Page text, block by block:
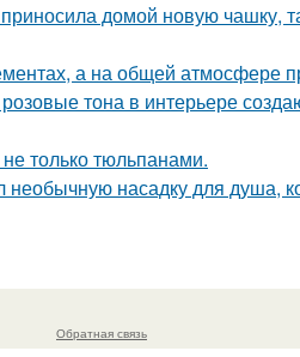
домой новую чашку,
а на общей атмосфере
тона в интерьере
только тюльпанами.
насадку для душа,
Обратная связь